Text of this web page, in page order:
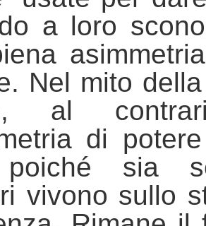
a loro
Nel mito
, al
di
poiché sia
vivono sullo